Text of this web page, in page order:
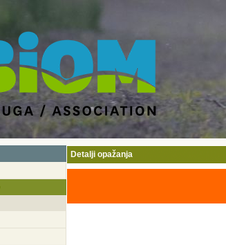
Detalji opažanja